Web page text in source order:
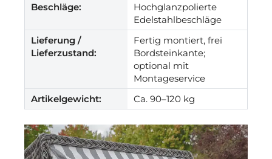
Beschläge:
Hochglanzpolierte
Edelstahlbeschläge
Lieferung /
Lieferzustand:
Fertig montiert, frei
Bordsteinkante;
optional mit
Montageservice
Artikelgewicht:
Ca. 90–120 kg